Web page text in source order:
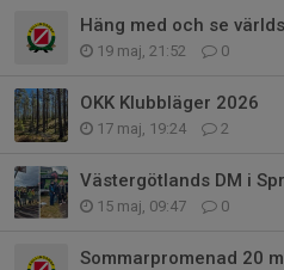
Häng med och se
19 maj, 21:52 0
OKK Klubbläger 2026
17 maj, 19:24 2
Västergötlands DM i
15 maj, 09:47 0
Sommarpromenad 20